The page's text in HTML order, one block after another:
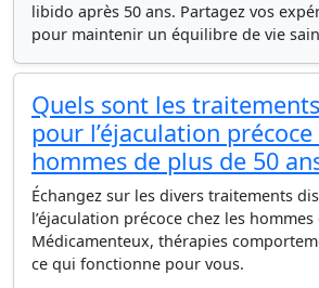
libido après 50 ans. Partagez vos
pour maintenir un équilibre de vie
Quels sont les
pour l’éjaculation précoce
hommes de plus de 50
Échangez sur les divers traitements
l’éjaculation précoce chez les
Médicamenteux, thérapies
ce qui fonctionne pour vous.